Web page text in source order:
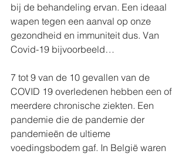
bij de behandeling ervan. Een ideaal
wapen tegen een aanval op onze
gezondheid en immuniteit dus. Van
Covid-19 bijvoorbeeld…
7 tot 9 van de 10 gevallen van de
COVID 19 overledenen hebben een of
meerdere chronische ziekten. Een
pandemie die de pandemie der
pandemieën de ultieme
voedingsbodem gaf. In België waren